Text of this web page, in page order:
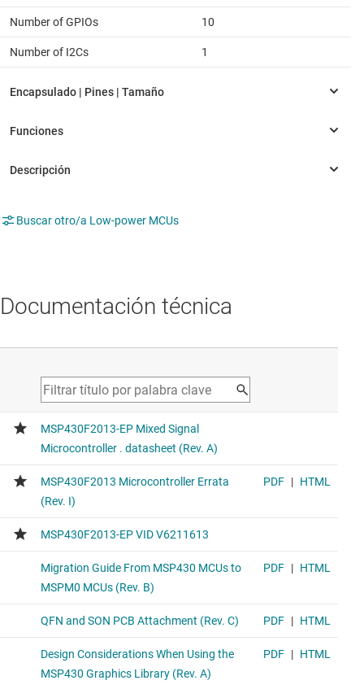
Number of GPIOs 10
Number of I2Cs 1
Buscar otro/a Low-power MCUs
Documentación técnica